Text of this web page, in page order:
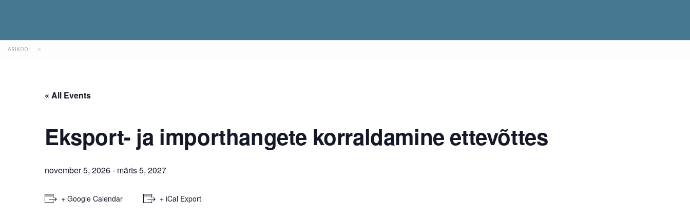
ÄRIKOOL >
« All Events
Eksport- ja importhangete korraldamine ettevõttes
november 5, 2026- märts 5, 2027
+ Google Calendar + iCal Export